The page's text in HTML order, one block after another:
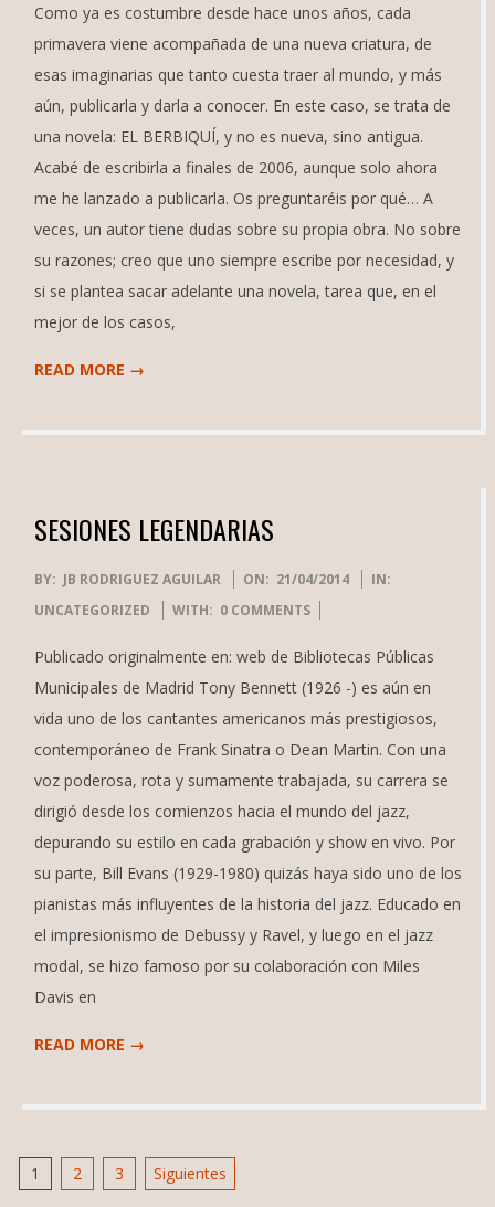
Como ya es costumbre desde hace unos años, cada
primavera viene acompañada de una nueva criatura, de
esas imaginarias que tanto cuesta traer al mundo, y más
aún, publicarla y darla a conocer. En este caso, se trata de
una novela: EL BERBIQUÍ, y no es nueva, sino antigua.
Acabé de escribirla a finales de 2006, aunque solo ahora
me he lanzado a publicarla. Os preguntaréis por qué… A
veces, un autor tiene dudas sobre su propia obra. No sobre
su razones; creo que uno siempre escribe por necesidad, y
si se plantea sacar adelante una novela, tarea que, en el
mejor de los casos,
READ MORE →
SESIONES LEGENDARIAS
2014-
04-
BY: JB RODRIGUEZ AGUILAR ON: 21/04/2014
IN:
UNCATEGORIZED
WITH: 0 COMMENTS
Publicado originalmente en: web de Bibliotecas Públicas
Municipales de Madrid Tony Bennett (1926 -) es aún en
vida uno de los cantantes americanos más prestigiosos,
contemporáneo de Frank Sinatra o Dean Martin. Con una
voz poderosa, rota y sumamente trabajada, su carrera se
dirigió desde los comienzos hacia el mundo del jazz,
depurando su estilo en cada grabación y show en vivo. Por
su parte, Bill Evans (1929-1980) quizás haya sido uno de los
pianistas más influyentes de la historia del jazz. Educado en
el impresionismo de Debussy y Ravel, y luego en el jazz
modal, se hizo famoso por su colaboración con Miles
Davis en
READ MORE →
Paginación
1 2 3 Siguientes